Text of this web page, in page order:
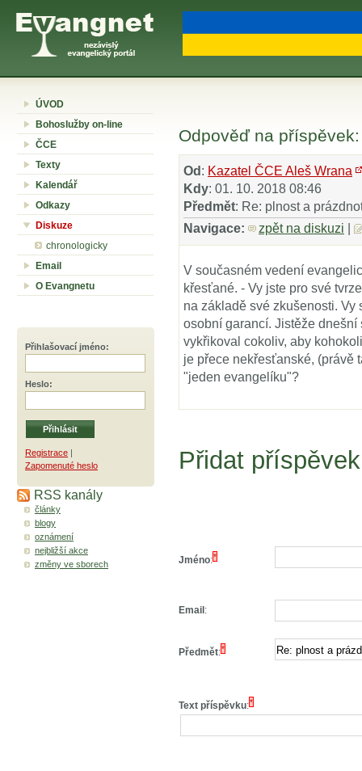
ÚVOD
Bohoslužby on-line
ČCE
Texty
Kalendář
Odkazy
Diskuze
chronologicky
Email
O Evangnetu
Přihlašovací jméno:
Heslo:
Registrace |
Zapomenuté heslo
RSS kanály
články
blogy
oznámení
nejbližší akce
změny ve sborech
Odpověď na
Od : Kazatel ČCE Aleš Wrana
Kdy: 01. 10. 2018 08:46
Předmět: Re: plnost a
Navigace:
zpět na diskuzi
V současném vedení
křesťané. - Vy jste pro své
na základě své zkušenosti. Vy
osobní garancí. Jistěže
vykřikoval cokoliv, aby
je přece nekřesťanské, (právě
"jeden evangelíku"?
Přidat
Jméno:*
Email :
Předmět:*
Text příspěvku:*